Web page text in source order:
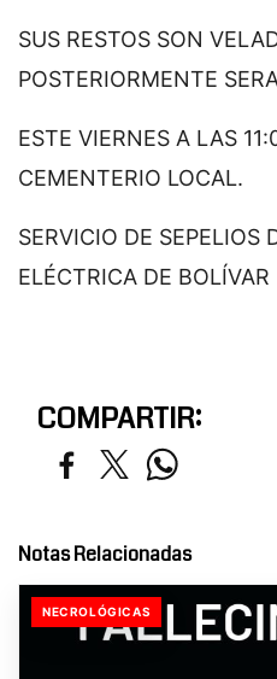
SUS RESTOS SON
POSTERIORMENTE
ESTE VIERNES A LAS
CEMENTERIO LOCAL.
SERVICIO DE SEPELIOS
ELÉCTRICA DE BOLÍVAR
COMPARTIR:
Notas Relacionadas
NECROLÓGICAS